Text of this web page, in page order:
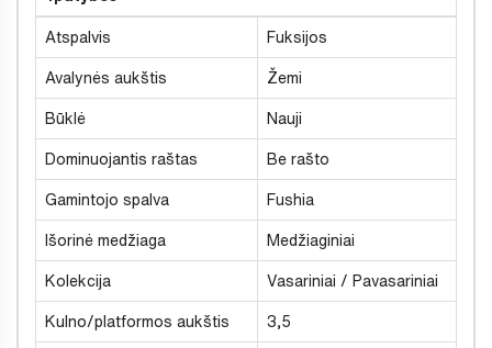
Atspalvis Fuksijos
Avalynės aukštis Žemi
Būklė Nauji
Dominuojantis raštas Be rašto
Gamintojo spalva Fushia
Išorinė medžiaga Medžiaginiai
Kolekcija Vasariniai / Pavasariniai
Kulno/platformos aukštis 3,5